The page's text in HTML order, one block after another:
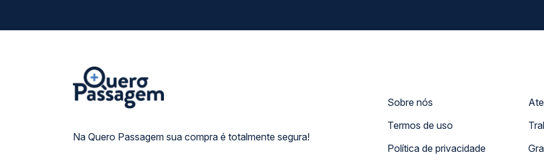
Na Quero Passagem sua compra é totalmente segura!
Sobre nós
Termos de uso
Política de privacidade